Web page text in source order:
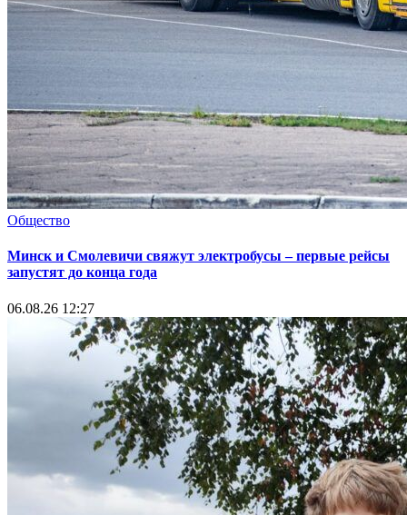
Общество
Минск и Смолевичи свяжут электробусы – первые рейсы
запустят до конца года
06.08.26 12:27